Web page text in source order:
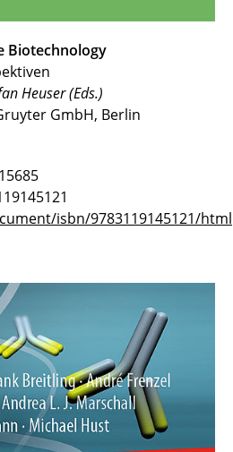
Biotechnology
Heuser (Eds.)
GmbH, Berlin
isbn/9783119145121/html